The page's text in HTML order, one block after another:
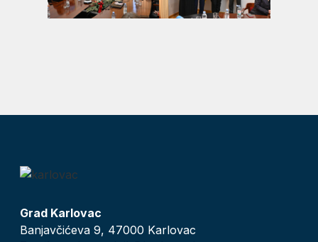
Grad Karlovac
Banjavčićeva 9, 47000 Karlovac